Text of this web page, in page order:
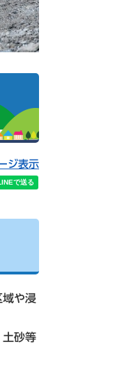
ジ表示
や浸
土砂等